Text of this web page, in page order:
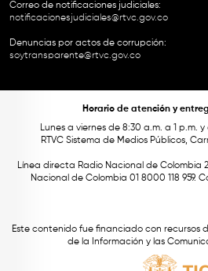
Correo de notificaciones judiciales:
notificacionesjudiciales@rtvc.gov.co
Denuncias por actos de corrupción:
soytransparente@rtvc.gov.co
Horario de atención y
Lunes a viernes de 8:30 a.m. a 1 p.m.
RTVC Sistema de Medios Públicos,
Línea directa Radio Nacional de Colombia
Nacional de Colombia 01 8000 118 959.
Este contenido fue financiado con recursos
de la Información y las